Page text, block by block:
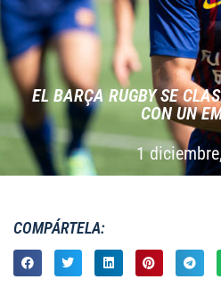
EL BARÇA RUGBY SE
CON UN
1
COMPÁRTELA: